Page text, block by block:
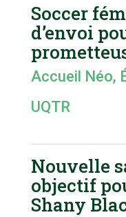
Soccer
d’envoi
Accueil Néo,
UQTR
Nouvelle
objectif
Shany